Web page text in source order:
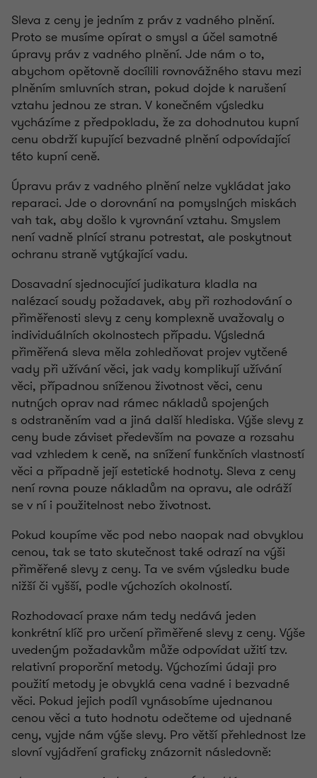
Sleva z ceny je jedním z práv z vadného plnění.
Proto se musíme opírat o smysl a účel samotné
úpravy práv z vadného plnění. Jde nám o to,
abychom opětovně docílili rovnovážného stavu mezi
plněním smluvních stran, pokud dojde k narušení
vztahu jednou ze stran. V konečném výsledku
vycházíme z předpokladu, že za dohodnutou kupní
cenu obdrží kupující bezvadné plnění odpovídající
této kupní ceně.
Úpravu práv z vadného plnění nelze vykládat jako
reparaci. Jde o dorovnání na pomyslných miskách
vah tak, aby došlo k vyrovnání vztahu. Smyslem
není vadně plnící stranu potrestat, ale poskytnout
ochranu straně vytýkající vadu.
Dosavadní sjednocující judikatura kladla na
nalézací soudy požadavek, aby při rozhodování o
přiměřenosti slevy z ceny komplexně uvažovaly o
individuálních okolnostech případu. Výsledná
přiměřená sleva měla zohledňovat projev vytčené
vady při užívání věci, jak vady komplikují užívání
věci, případnou sníženou životnost věci, cenu
nutných oprav nad rámec nákladů spojených
s odstraněním vad a jiná další hlediska. Výše slevy z
ceny bude záviset především na povaze a rozsahu
vad vzhledem k ceně, na snížení funkčních vlastností
věci a případně její estetické hodnoty. Sleva z ceny
není rovna pouze nákladům na opravu, ale odráží
se v ní i použitelnost nebo životnost.
Pokud koupíme věc pod nebo naopak nad obvyklou
cenou, tak se tato skutečnost také odrazí na výši
přiměřené slevy z ceny. Ta ve svém výsledku bude
nižší či vyšší, podle výchozích okolností.
Rozhodovací praxe nám tedy nedává jeden
konkrétní klíč pro určení přiměřené slevy z ceny. Výše
uvedeným požadavkům může odpovídat užití tzv.
relativní proporční metody. Výchozími údaji pro
použití metody je obvyklá cena vadné i bezvadné
věci. Pokud jejich podíl vynásobíme ujednanou
cenou věci a tuto hodnotu odečteme od ujednané
ceny, vyjde nám výše slevy. Pro větší přehlednost lze
slovní vyjádření graficky znázornit následovně: